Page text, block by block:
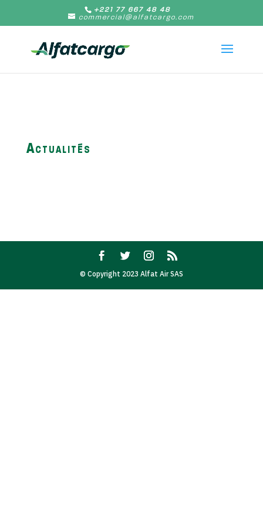
+221 77 667 48 48
commercial@alfatcargo.com
Actualités
© Copyright 2023 Alfat Air SAS